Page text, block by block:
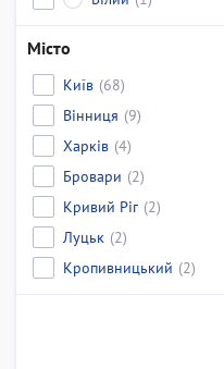
Місто
Київ (68)
Вінниця (9)
Харків (4)
Бровари (2)
Кривий Ріг (2)
Луцьк (2)
Кропивницький (2)